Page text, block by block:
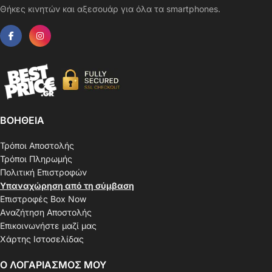
Θήκες κινητών και αξεσουάρ για όλα τα smartphones.
ΒΟΗΘΕΙΑ
Τρόποι Αποστολής
Τρόποι Πληρωμής
Πολιτική Επιστροφών
Υπαναχώρηση από τη σύμβαση
Επιστροφές Box Now
Αναζήτηση Αποστολής
Επικοινωνήστε μαζί μας
Χάρτης Ιστοσελίδας
Ο ΛΟΓΑΡΙΑΣΜΟΣ ΜΟΥ